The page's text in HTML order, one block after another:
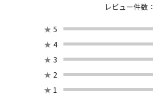
レビュー件数：
★ 5
★ 4
★ 3
★ 2
★ 1